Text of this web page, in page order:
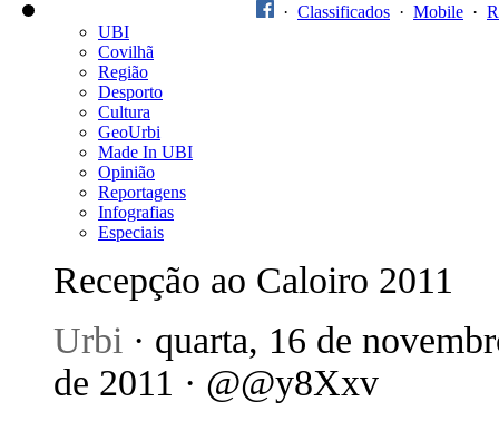
· Classificados · Mobile ·
UBI
Covilhã
Região
Desporto
Cultura
GeoUrbi
Made In UBI
Opinião
Reportagens
Infografias
Especiais
Recepção ao Caloiro 2011
Urbi · quarta, 16 de
de 2011 · @@y8Xxv